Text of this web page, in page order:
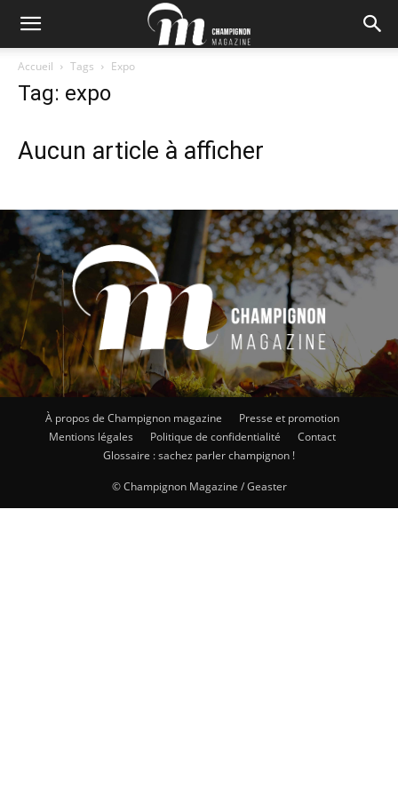
Accueil Tags Expo
Tag: expo
Aucun article à afficher
À propos de Champignon magazine
Presse et promotion
Mentions légales
Politique de confidentialité
Contact
Glossaire : sachez parler champignon !
© Champignon Magazine / Geaster